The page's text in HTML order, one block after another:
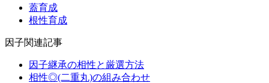
蓋育成
根性育成
因子関連記事
因子継承の相性と厳選方法
相性◎(二重丸)の組み合わせ